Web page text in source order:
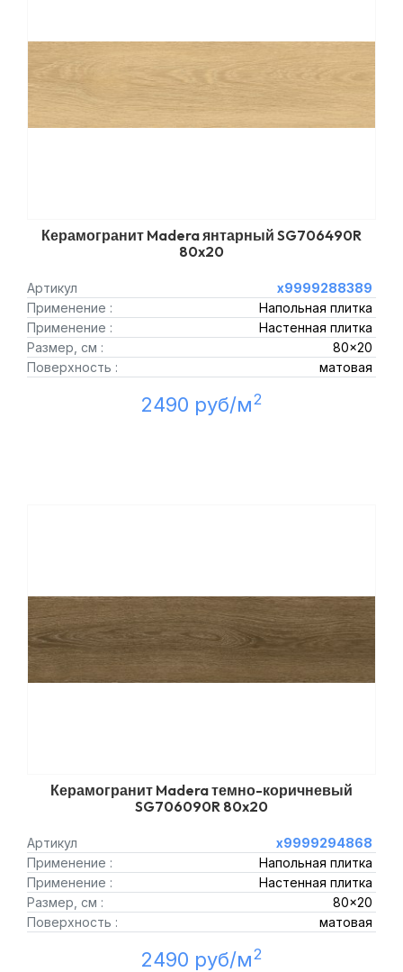
Керамогранит Madera янтарный SG706490R
80x20
Артикул
х9999288389
Применение :
Напольная плитка
Применение :
Настенная плитка
Размер, см :
80x20
Поверхность :
матовая
2490 руб/м2
Керамогранит Madera темно-коричневый
SG706090R 80x20
Артикул
х9999294868
Применение :
Напольная плитка
Применение :
Настенная плитка
Размер, см :
80x20
Поверхность :
матовая
2490 руб/м2